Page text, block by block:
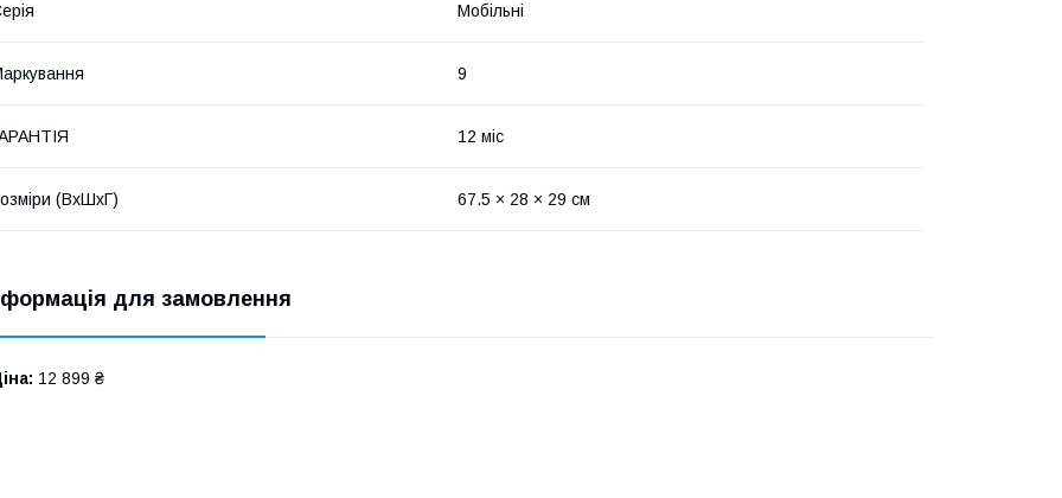
Мобільні
9
12 міс
(ВхШхГ) 67.5 × 28 × 29 см
для замовлення
12 899 ₴